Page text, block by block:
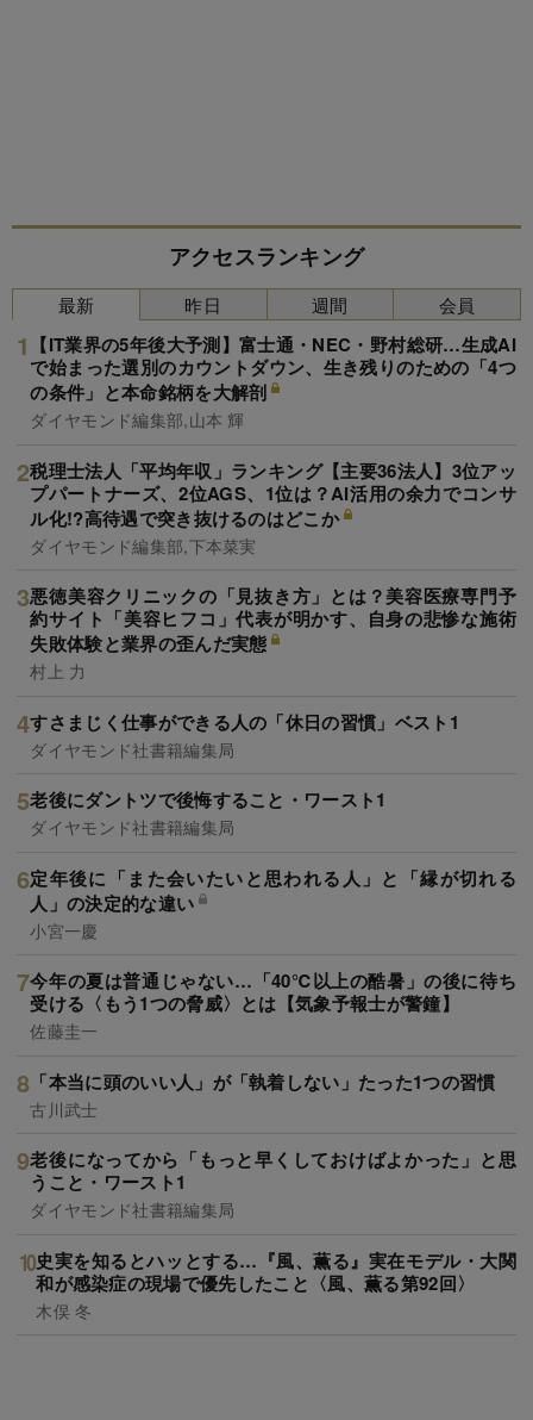
アクセスランキング
最新
【IT業界の5年後大予測】富士通・NEC・野村総研…生成AI
で始まった選別のカウントダウン、生き残りのための「4つ
の条件」と本命銘柄を大解剖
ダイヤモンド編集部,山本 輝
税理士法人「平均年収」ランキング【主要36法人】3位アッ
プパートナーズ、2位AGS、1位は？AI活用の余力でコンサ
ル化!?高待遇で突き抜けるのはどこか
ダイヤモンド編集部,下本菜実
悪徳美容クリニックの「見抜き方」とは？美容医療専門予
約サイト「美容ヒフコ」代表が明かす、自身の悲惨な施術
失敗体験と業界の歪んだ実態
村上 力
すさまじく仕事ができる人の「休日の習慣」ベスト1
ダイヤモンド社書籍編集局
老後にダントツで後悔すること・ワースト1
ダイヤモンド社書籍編集局
定年後に「また会いたいと思われる人」と「縁が切れる
人」の決定的な違い
小宮一慶
今年の夏は普通じゃない…「40℃以上の酷暑」の後に待ち
受ける〈もう1つの脅威〉とは【気象予報士が警鐘】
佐藤圭一
「本当に頭のいい人」が「執着しない」たった1つの習慣
古川武士
老後になってから「もっと早くしておけばよかった」と思
うこと・ワースト1
ダイヤモンド社書籍編集局
史実を知るとハッとする…『風、薫る』実在モデル・大関
和が感染症の現場で優先したこと〈風、薫る第92回〉
木俣 冬
昨日 週間 会員